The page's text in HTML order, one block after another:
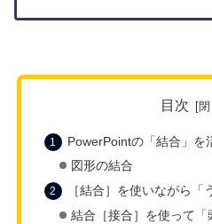
目次
PowerPointの「結合」を
図形の結合
［結合］を使いながら「
結合［接合］を使って「